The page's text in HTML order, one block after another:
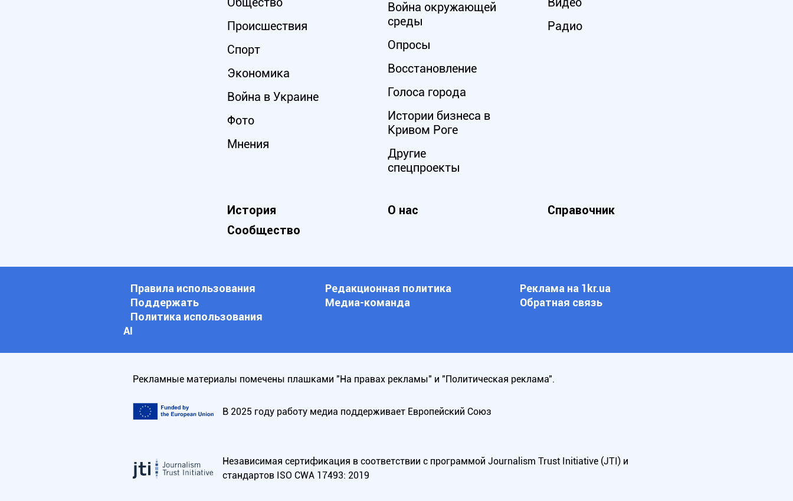
Происшествия
Спорт
Экономика
Война в Украине
Фото
Мнения
Война окружающей
среды
Опросы
Восстановление
Голоса города
Истории бизнеса в
Кривом Роге
Другие
спецпроекты
Радио
История О нас
Справочник
Сообщество
Правила использования Редакционная политика
Реклама на 1kr.ua
Поддержать
Медиа-команда
Обратная связь
Политика использования
АI
Рекламные материалы помечены плашками "На правах рекламы" и "Политическая реклама".
В 2025 году работу медиа поддерживает Европейский Союз
Независимая сертификация в соответствии с программой Journalism Trust Initiative (JTI) и
стандартов ISO CWA 17493: 2019